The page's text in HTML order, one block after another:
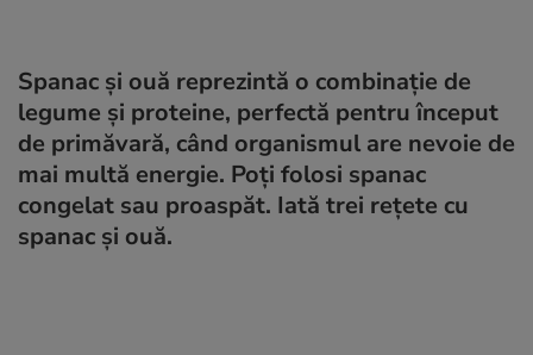
Spanac și ouă reprezintă o combinație de
legume și proteine, perfectă pentru început
de primăvară, când organismul are nevoie de
mai multă energie. Poți folosi spanac
congelat sau proaspăt. Iată trei rețete cu
spanac și ouă.